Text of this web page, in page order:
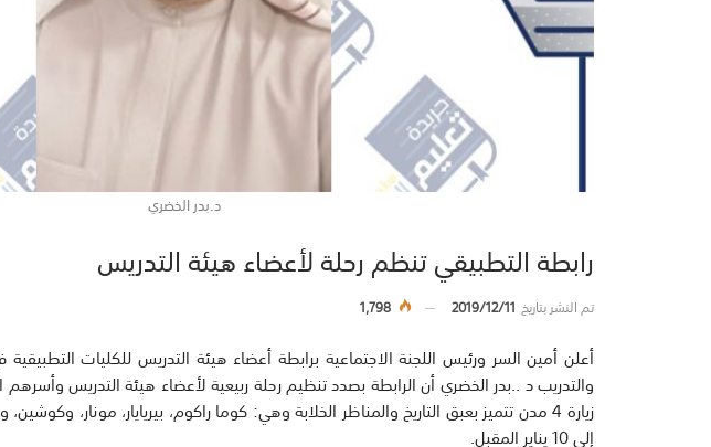
د.بدر الخضري
رابطة التطبيقي تنظم رحلة لأعضاء هيئة التدريس
تم النشر بتاريخ 2019/12/11
1,798
أعلن أمين السر ورئيس اللجنة الاجتماعية ب‍رابطة أعضاء هيئة التدريس للكليات التطبيقية
والتدريب د ..بدر الخضري أن الرابطة بصدد تنظيم رحلة ربيعية لأعضاء هيئة التدريس
إلى 10 يناير المقبل.